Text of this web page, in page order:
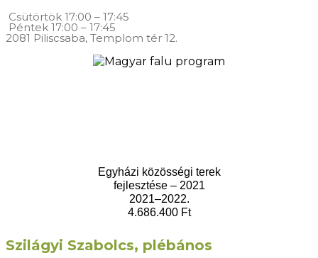
Csütörtök 17:00 – 17:45
Péntek 17:00 – 17:45
2081 Piliscsaba, Templom tér 12.
Egyházi közösségi terek
fejlesztése – 2021
2021–2022.
4.686.400 Ft
Szilágyi Szabolcs, plébános